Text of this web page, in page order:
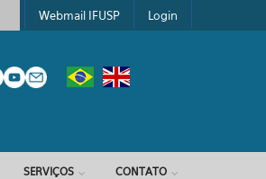
Webmail IFUSP Login
SERVIÇOS CONTATO